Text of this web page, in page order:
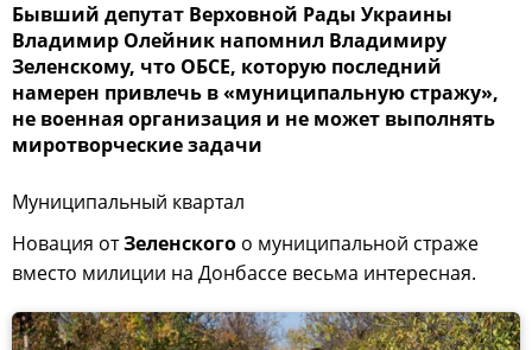
Бывший депутат Верховной Рады Украины
Владимир Олейник напомнил Владимиру
Зеленскому, что ОБСЕ, которую последний
намерен привлечь в «муниципальную стражу»,
не военная организация и не может выполнять
миротворческие задачи
Муниципальный квартал
Новация отЗеленского о муниципальной страже
вместо милиции на Донбассе весьма интересная.